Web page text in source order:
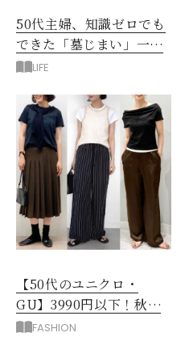
50代主婦、知識ゼロでも
できた「墓じまい」一つ
後悔したのは、ある順
LIFE
【50代のユニクロ・
GU】3990円以下！秋ま
ではける涼しげボトムス3
FASHION